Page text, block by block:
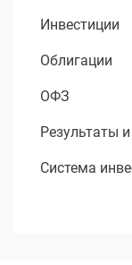
Инвестиции
Облигации
ОФЗ
Результаты
Система